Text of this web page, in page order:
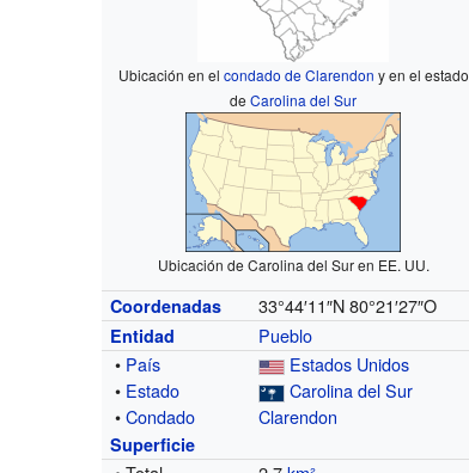
Ubicación en el condado de Clarendon y en el estado
deCarolina del Sur
Ubicación de Carolina del Sur en EE. UU.
Coordenadas 33°44′11″N 80°21′27″O
Entidad
Pueblo
• País
Estados Unidos
• Estado
Carolina del Sur
•Condado Clarendon
Superficie